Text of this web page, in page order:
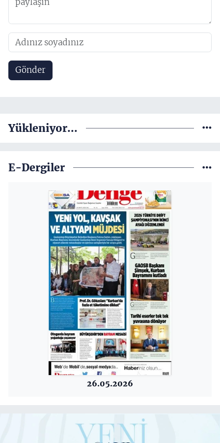
Gönder
Yükleniyor...
E-Dergiler
26.05.2026